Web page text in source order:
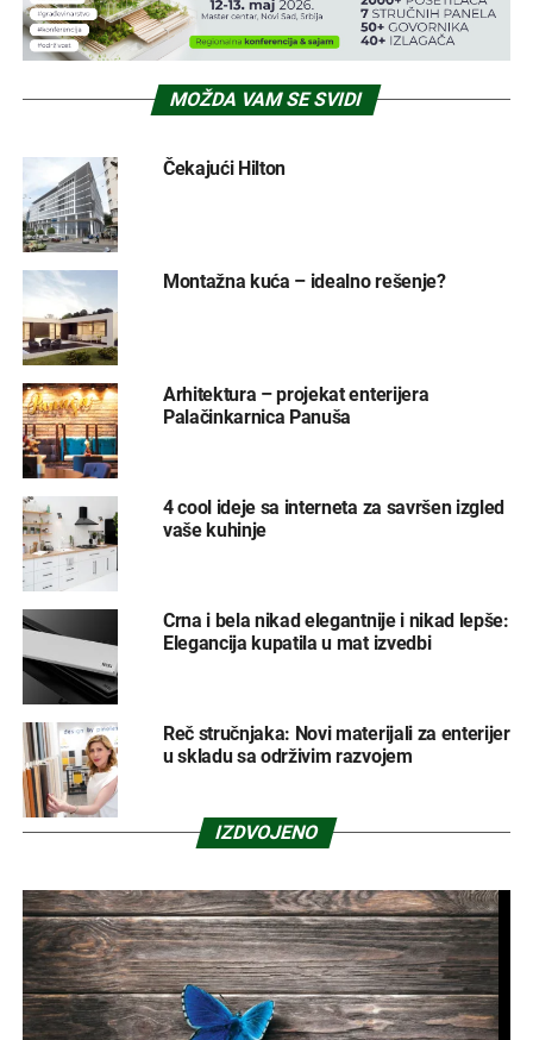
MOŽDA VAM SE SVIDI
Čekajući Hilton
Montažna kuća – idealno rešenje?
Arhitektura – projekat enterijera
Palačinkarnica Panuša
4 cool ideje sa interneta za savršen izgled
vaše kuhinje
Crna i bela nikad elegantnije i nikad lepše:
Elegancija kupatila u mat izvedbi
Reč stručnjaka: Novi materijali za enterijer
u skladu sa održivim razvojem
IZDVOJENO